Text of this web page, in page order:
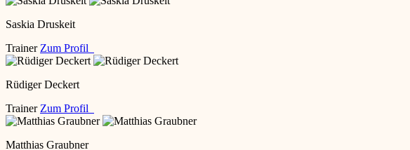
Saskia Druskeit
Trainer Zum Profil
Rüdiger Deckert
Trainer Zum Profil
Matthias Graubner